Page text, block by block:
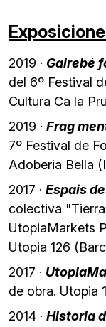
2019 · Gairebé
del 6º Festival
Cultura Ca la
2019 · Frag
7º Festival de
Adoberia Bella
2017 · Espais
colectiva
UtopiaMarkets
Utopia 126
2017 ·
de obra. Utopia
2014 · Historia